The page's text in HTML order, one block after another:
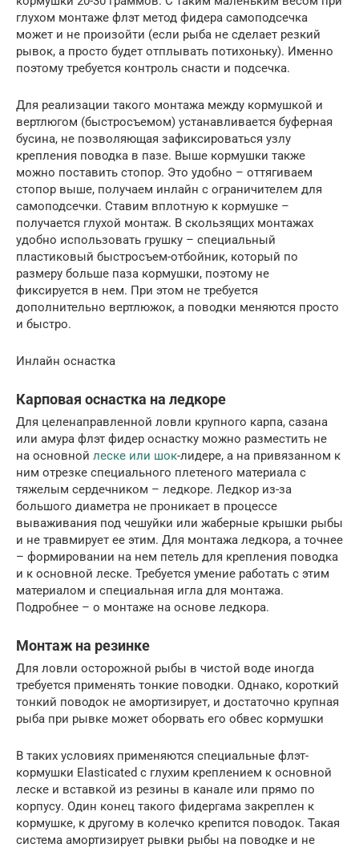
глухом монтаже флэт метод фидера самоподсечка
может и не произойти (если рыба не сделает резкий
рывок, а просто будет отплывать потихоньку). Именно
поэтому требуется контроль снасти и подсечка.
Для реализации такого монтажа между кормушкой и
вертлюгом (быстросъемом) устанавливается буферная
бусина, не позволяющая зафиксироваться узлу
крепления поводка в пазе. Выше кормушки также
можно поставить стопор. Это удобно – оттягиваем
стопор выше, получаем инлайн с ограничителем для
самоподсечки. Ставим вплотную к кормушке –
получается глухой монтаж. В скользящих монтажах
удобно использовать грушку – специальный
пластиковый быстросъем-отбойник, который по
размеру больше паза кормушки, поэтому не
фиксируется в нем. При этом не требуется
дополнительно вертлюжок, а поводки меняются просто
и быстро.
Инлайн оснастка
Карповая оснастка на ледкоре
Для целенаправленной ловли крупного карпа, сазана
или амура флэт фидер оснастку можно разместить не
на основной леске или шок-лидере, а на привязанном к
ним отрезке специального плетеного материала с
тяжелым сердечником – ледкоре. Ледкор из-за
большого диаметра не проникает в процессе
вываживания под чешуйки или жаберные крышки рыбы
и не травмирует ее этим. Для монтажа ледкора, а точнее
– формировании на нем петель для крепления поводка
и к основной леске. Требуется умение работать с этим
материалом и специальная игла для монтажа.
Подробнее – о монтаже на основе ледкора.
Монтаж на резинке
Для ловли осторожной рыбы в чистой воде иногда
требуется применять тонкие поводки. Однако, короткий
тонкий поводок не амортизирует, и достаточно крупная
рыба при рывке может оборвать его обвес кормушки
В таких условиях применяются специальные флэт-
кормушки Elasticated с глухим креплением к основной
леске и вставкой из резины в канале или прямо по
корпусу. Один конец такого фидергама закреплен к
кормушке, к другому в колечко крепится поводок. Такая
система амортизирует рывки рыбы на поводке и не